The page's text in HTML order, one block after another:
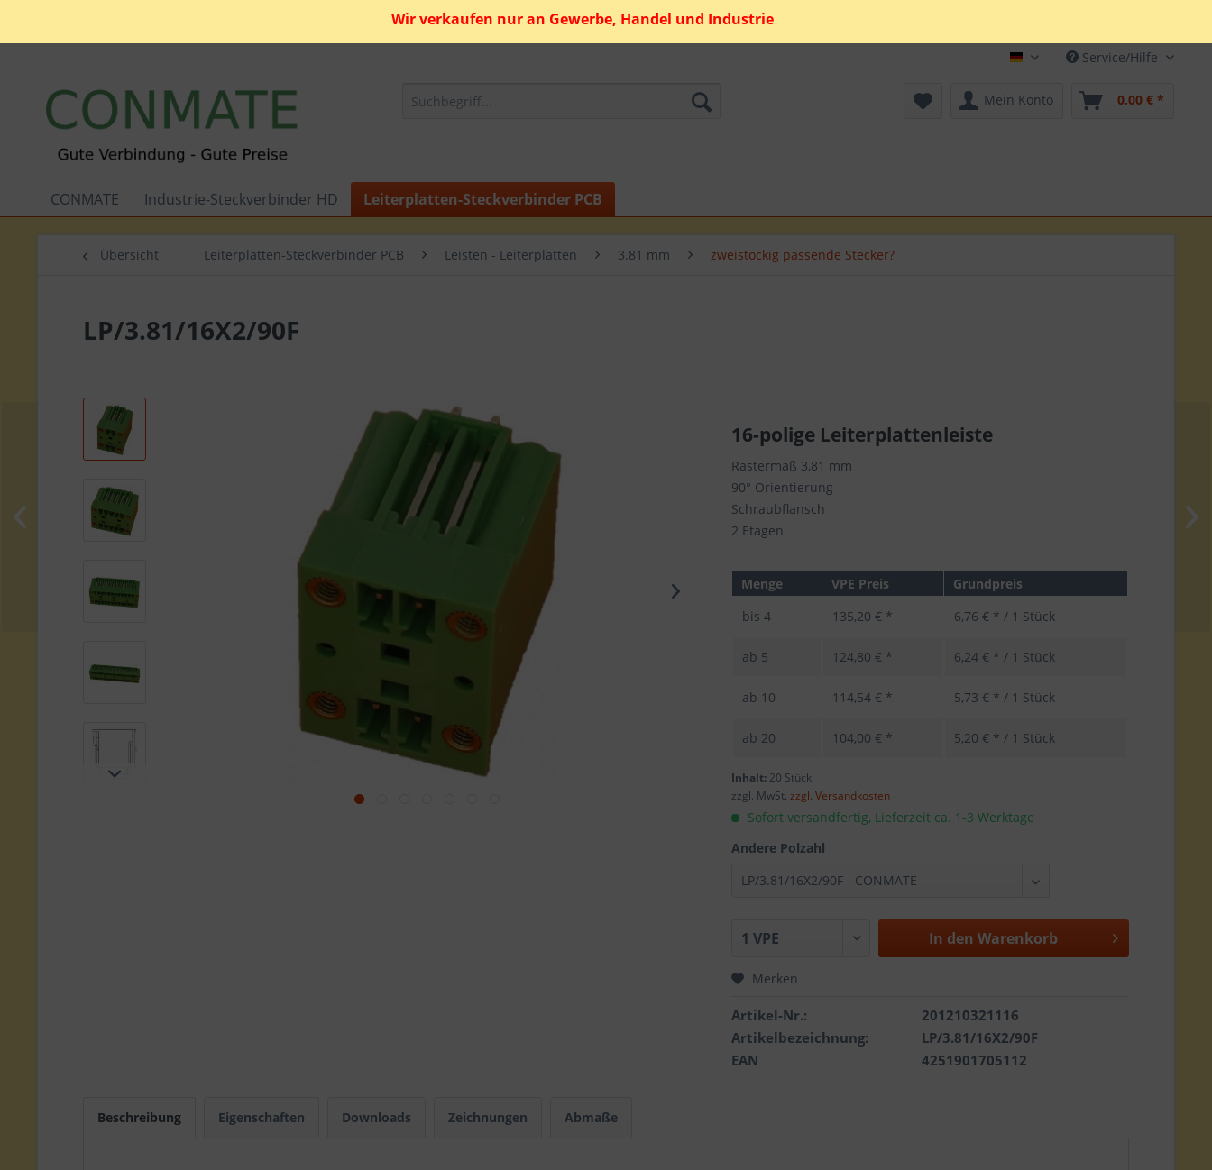
Wir verkaufen nur an Gewerbe, Handel und Industrie
Deutsch Service/Hilfe
Mein Konto 0,00 € *
CONMATE Industrie-Steckverbinder HD Leiterplatten-Steckverbinder PCB
Übersicht Leiterplatten-Steckverbinder PCB Leisten - Leiterplatten 3.81 mm zweistöckig passende Stecker?
LP/3.81/16X2/90F
16-polige Leiterplattenleiste
Rastermaß 3,81 mm
90° Orientierung
Schraubflansch
2 Etagen
Menge VPE Preis
Grundpreis
bis4 135,20 € * 6,76 € * / 1 Stück
ab 5 124,80 € * 6,24 € * / 1 Stück
ab 10 114,54 € * 5,73 € * / 1 Stück
ab 20 104,00 € * 5,20 € * / 1 Stück
Inhalt: 20 Stück
zzgl. MwSt.zzgl. Versandkosten
Sofort versandfertig, Lieferzeit ca. 1-3 Werktage
Andere Polzahl
In den Warenkorb
Merken
Artikel-Nr.:
201210321116
Artikelbezeichnung:
LP/3.81/16X2/90F
EAN
4251901705112
Beschreibung Eigenschaften Downloads Zeichnungen Abmaße